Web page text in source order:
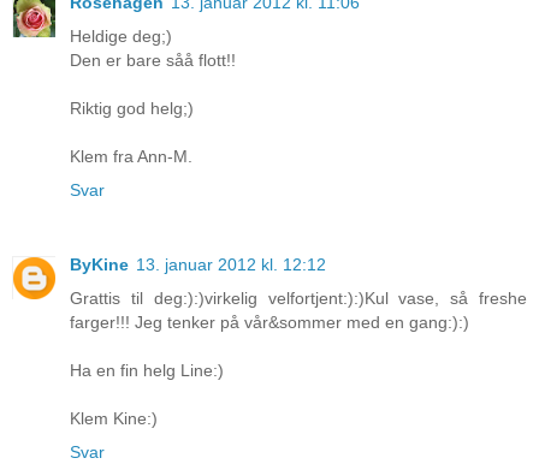
Heldige deg;)
Den er bare såå flott!!
Riktig god helg;)
Klem fra Ann-M.
Svar
ByKine 13. januar 2012 kl. 12:12
Grattis til deg:):)virkelig velfortjent:):)Kul vase, så freshe
farger!!! Jeg tenker på vår&sommer med en gang:):)
Ha en fin helg Line:)
Klem Kine:)
Svar